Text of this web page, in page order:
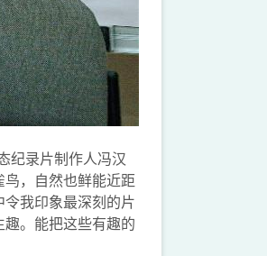
纪录片制作人冯汉
，自然也鲜能近距
我印象最深刻的片
。能把这些有趣的